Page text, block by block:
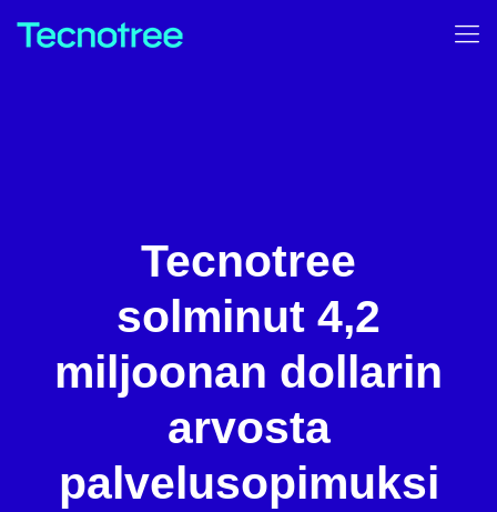
Tecnotree
solminut 4,2
miljoonan dollarin
arvosta
palvelusopimuksi